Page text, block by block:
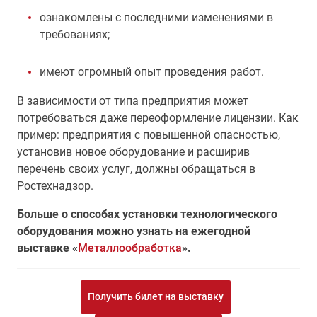
ознакомлены с последними изменениями в
требованиях;
имеют огромный опыт проведения работ.
В зависимости от типа предприятия может
потребоваться даже переоформление лицензии. Как
пример: предприятия с повышенной опасностью,
установив новое оборудование и расширив
перечень своих услуг, должны обращаться в
Ростехнадзор.
Больше о способах установки технологического
оборудования можно узнать на ежегодной
выставке «Металлообработка».
Получить билет на выставку